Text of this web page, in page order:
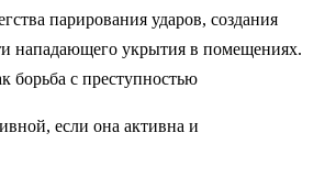
парирования ударов, создания
нападающего укрытия в помещениях.
борьба с преступностью
если она активна и